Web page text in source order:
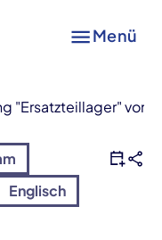
Menü
"Ersatzteillager" von
Englisch